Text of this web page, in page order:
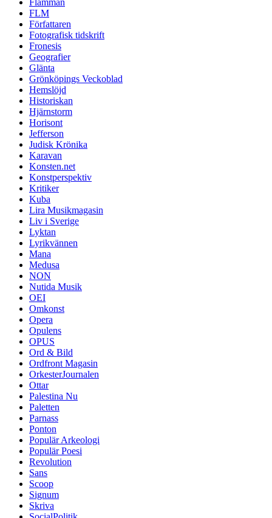
Flamman
FLM
Författaren
Fotografisk tidskrift
Fronesis
Geografier
Glänta
Grönköpings Veckoblad
Hemslöjd
Historiskan
Hjärnstorm
Horisont
Jefferson
Judisk Krönika
Karavan
Konsten.net
Konstperspektiv
Kritiker
Kuba
Lira Musikmagasin
Liv i Sverige
Lyktan
Lyrikvännen
Mana
Medusa
NON
Nutida Musik
OEI
Omkonst
Opera
Opulens
OPUS
Ord & Bild
Ordfront Magasin
OrkesterJournalen
Ottar
Palestina Nu
Paletten
Parnass
Ponton
Populär Arkeologi
Populär Poesi
Revolution
Sans
Scoop
Signum
Skriva